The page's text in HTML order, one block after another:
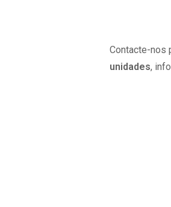
Contacte-nos
unidades,